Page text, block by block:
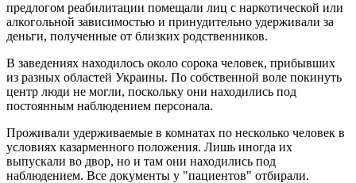
предлогом реабилитации помещали лиц с наркотической или
алкогольной зависимостью и принудительно удерживали за
деньги, полученные от близких родственников.
В заведениях находилось около сорока человек, прибывших
из разных областей Украины. По собственной воле покинуть
центр люди не могли, поскольку они находились под
постоянным наблюдением персонала.
Проживали удерживаемые в комнатах по несколько человек в
условиях казарменного положения. Лишь иногда их
выпускали во двор, но и там они находились под
наблюдением. Все документы у "пациентов" отбирали.